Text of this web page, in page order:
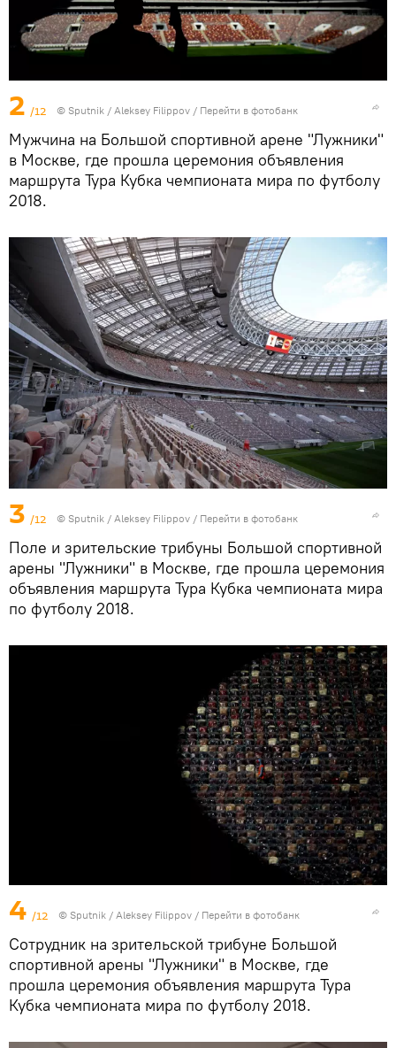
2 /12 © Sputnik / Aleksey Filippov / Перейти в фотобанк
Мужчина на Большой спортивной арене "Лужники"
в Москве, где прошла церемония объявления
маршрута Тура Кубка чемпионата мира по футболу
2018.
3 /12 © Sputnik / Aleksey Filippov / Перейти в фотобанк
Поле и зрительские трибуны Большой спортивной
арены "Лужники" в Москве, где прошла церемония
объявления маршрута Тура Кубка чемпионата мира
по футболу 2018.
4 /12 © Sputnik / Aleksey Filippov / Перейти в фотобанк
Сотрудник на зрительской трибуне Большой
спортивной арены "Лужники" в Москве, где
прошла церемония объявления маршрута Тура
Кубка чемпионата мира по футболу 2018.